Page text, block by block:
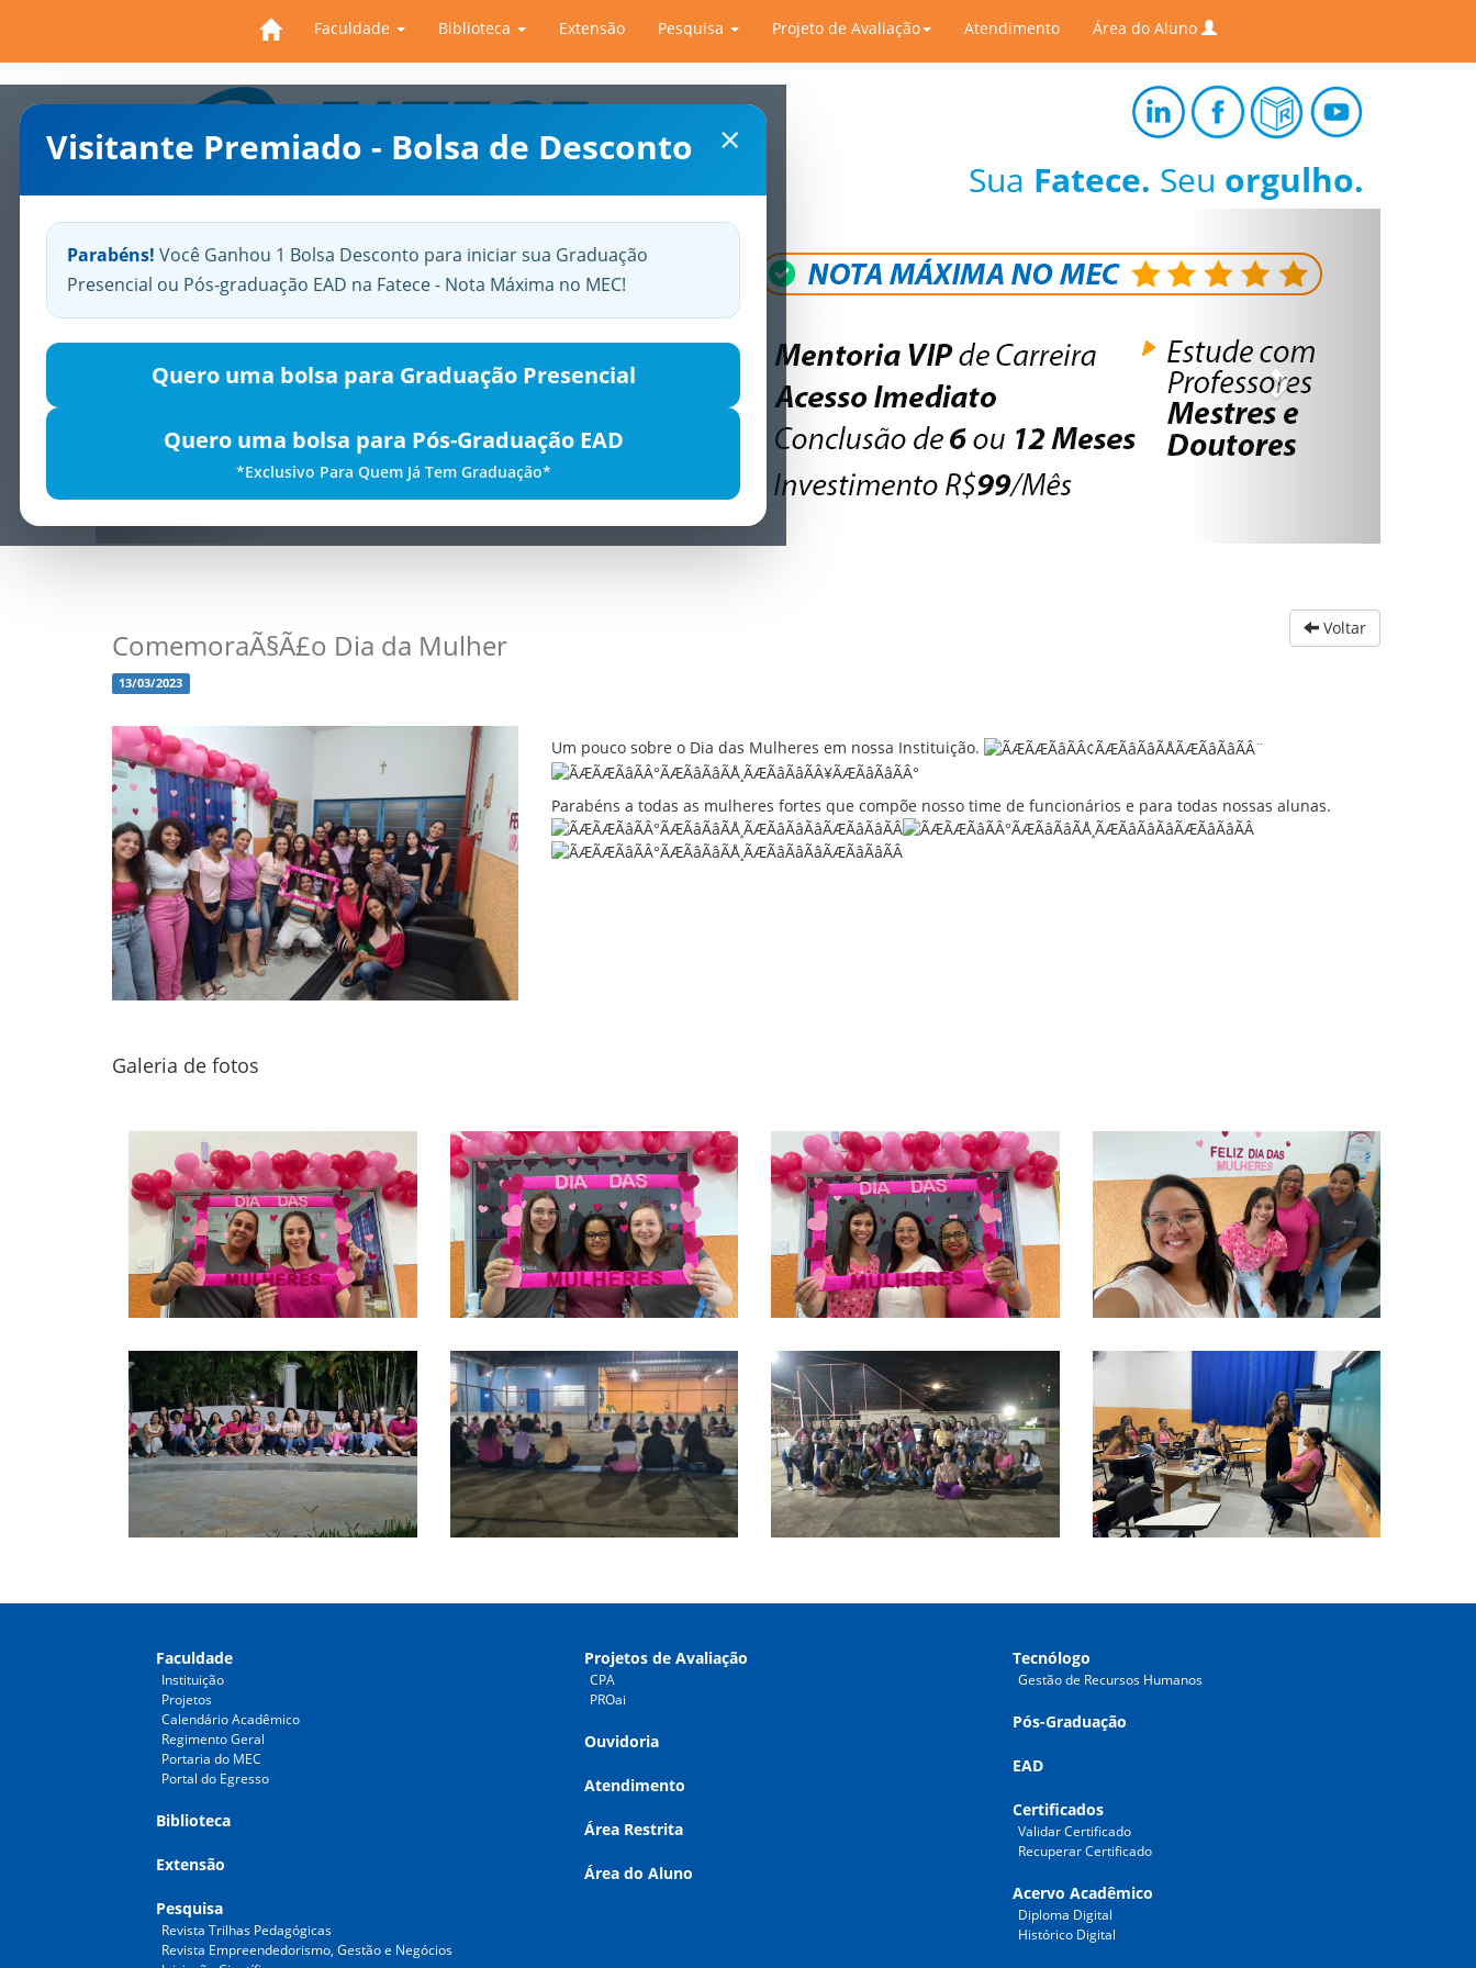
Faculdade Biblioteca Extensão Pesquisa Projeto de Avaliação Atendimento Área do Aluno
×
Visitante Premiado - Bolsa de Desconto
Parabéns! Você Ganhou 1 Bolsa Desconto para iniciar sua Graduação
Presencial ou Pós-graduação EAD na Fatece - Nota Máxima no MEC!
Quero uma bolsa para Graduação Presencial
Quero uma bolsa para Pós-Graduação EAD
*Exclusivo Para Quem Já Tem Graduação*
Sua Fatece. Seu orgulho.
Previous
ComemoraÃ§Ã£o Dia da Mulher
13/03/2023
Voltar
Um pouco sobre o Dia das Mulheres em nossa Instituição.
Parabéns a todas as mulheres fortes que compõe nosso time de funcionários e para todas nossas alunas.
Galeria de fotos
Faculdade
Instituição
Projetos
Calendário Acadêmico
Regimento Geral
Portaria do MEC
Portal do Egresso
Biblioteca
Extensão
Pesquisa
Revista Trilhas Pedagógicas
Revista Empreendedorismo, Gestão e Negócios
Projetos de Avaliação
CPA
PROai
Ouvidoria
Atendimento
Área Restrita
Área do Aluno
Tecnólogo
Gestão de Recursos Humanos
Pós-Graduação
EAD
Certificados
Validar Certificado
Recuperar Certificado
Acervo Acadêmico
Diploma Digital
Histórico Digital